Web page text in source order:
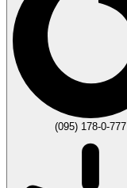
(095) 178-0-777